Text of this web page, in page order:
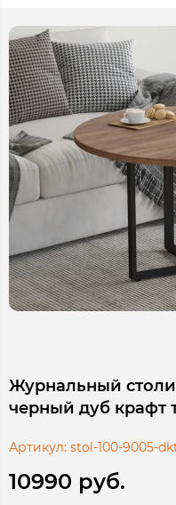
Журнальный
черный дуб крафт
Артикул: stol-100-9005-
10990 руб.